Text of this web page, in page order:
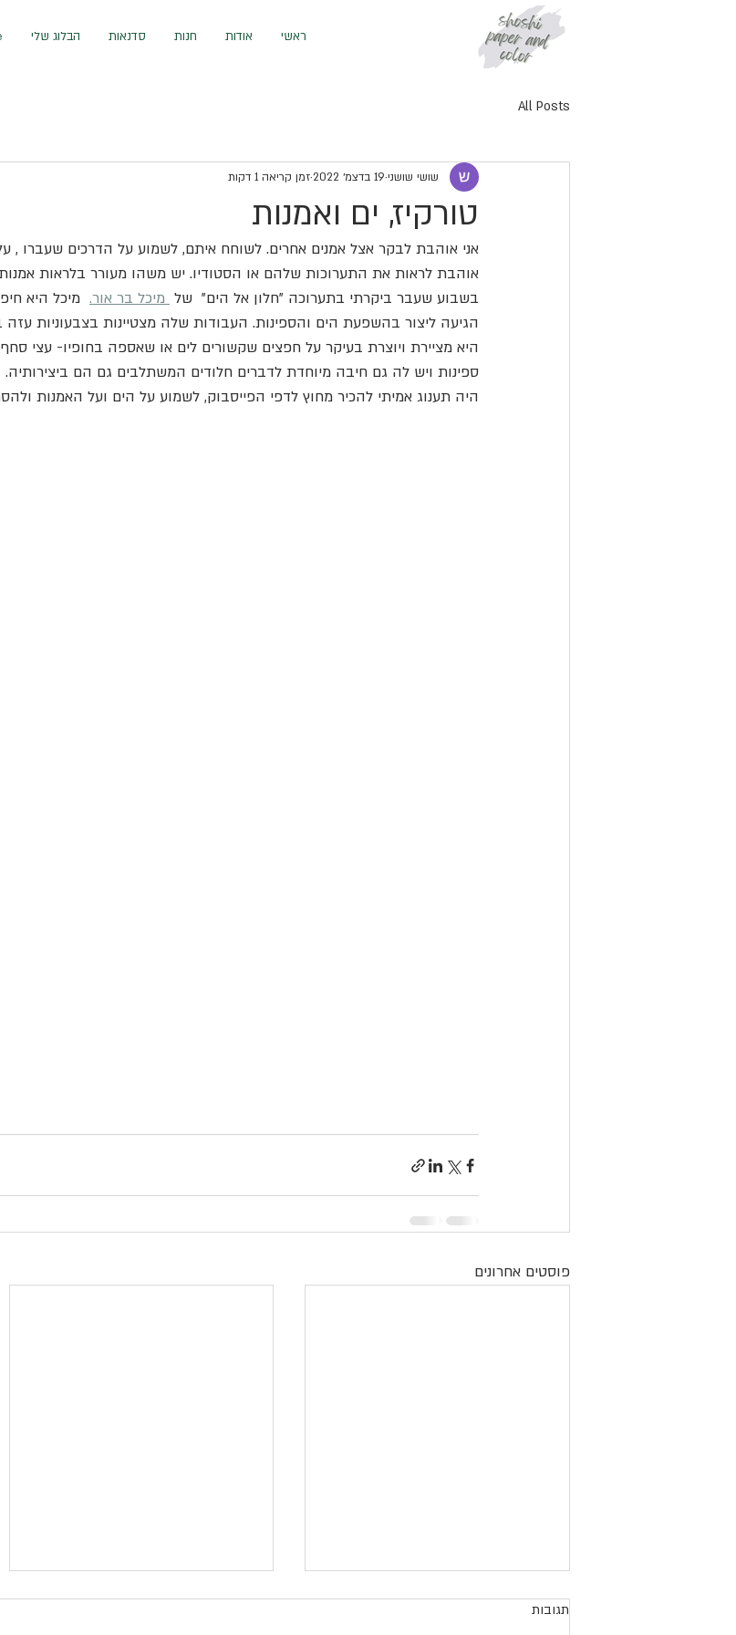
ראשי אודות חנות סדנאות הבלוג שלי
All Posts
טורקיז, ים ואמנות
שושי שושני 19 בדצמ׳ 2022 זמן קריאה 1 דקות
אני אוהבת לבקר אצל אמנים אחרים. לשוחח איתם, לשמוע על הדרכים שעברו ,
אוהבת לראות את התערוכות שלהם או הסטודיו. יש משהו מעורר בלראות
בשבוע שעבר ביקרתי בתערוכה "חלון אל הים"  של מיכל בר אור.
מיכל היא
הגיעה ליצור בהשפעת הים והספינות. העבודות שלה מצטיינות בצבעוניות עזה
היא מציירת ויוצרת בעיקר על חפצים שקשורים לים או שאספה בחופיו- עצי
ספינות ויש לה גם חיבה מיוחדת לדברים חלודים המשתלבים גם הם ביצירותיה.
היה תענוג אמיתי להכיר מחוץ לדפי הפייסבוק, לשמוע על הים ועל האמנות
פוסטים אחרונים
תגובות